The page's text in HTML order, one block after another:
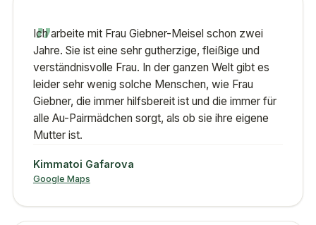
„
Ich arbeite mit Frau Giebner-Meisel schon zwei
Jahre. Sie ist eine sehr gutherzige, fleißige und
verständnisvolle Frau. In der ganzen Welt gibt es
leider sehr wenig solche Menschen, wie Frau
Giebner, die immer hilfsbereit ist und die immer für
alle Au-Pairmädchen sorgt, als ob sie ihre eigene
Mutter ist.
Kimmatoi Gafarova
Google Maps